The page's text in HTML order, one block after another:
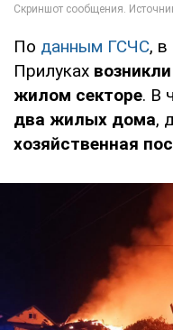
По данным ГСЧС, в
Прилуках
жилом секторе. В
два жилых дома,
хозяйственная